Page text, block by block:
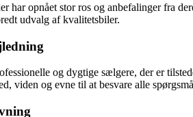
opnået stor ros og anbefalinger fra
udvalg af kvalitetsbiler.
og dygtige sælgere, der er
viden og evne til at besvare alle